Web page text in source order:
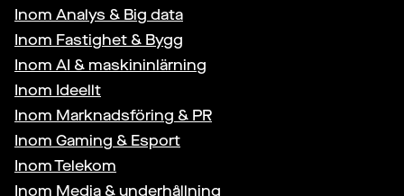
Inom Analys & Big data
Inom Fastighet & Bygg
Inom AI & maskininlärning
Inom Ideellt
Inom Marknadsföring & PR
Inom Gaming & Esport
InomTelekom
Inom Media & underhållning